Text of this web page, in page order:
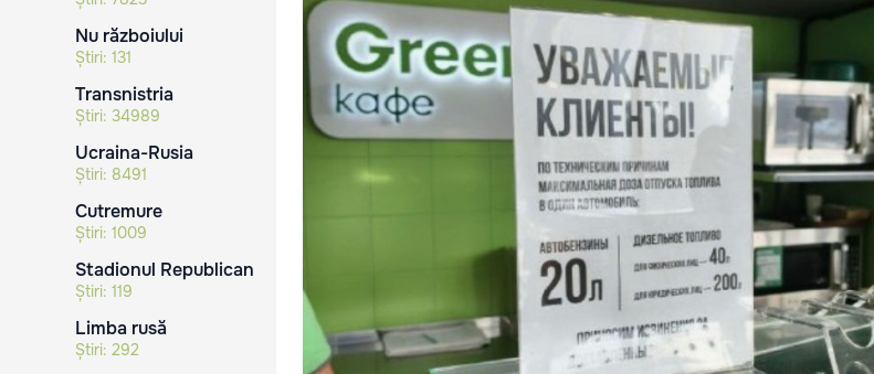
Nu războiului
Știri: 131
Transnistria
Știri: 34989
Ucraina-Rusia
Știri: 8491
Cutremure
Știri: 1009
Stadionul Republican
Știri: 119
Limba rusă
Știri: 292